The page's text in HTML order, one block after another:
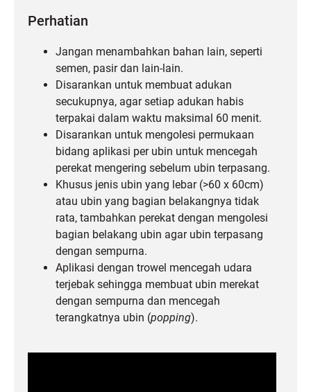
Perhatian
Jangan menambahkan bahan lain, seperti
semen, pasir dan lain-lain.
Disarankan untuk membuat adukan
secukupnya, agar setiap adukan habis
terpakai dalam waktu maksimal 60 menit.
Disarankan untuk mengolesi permukaan
bidang aplikasi per ubin untuk mencegah
perekat mengering sebelum ubin terpasang.
Khusus jenis ubin yang lebar (>60 x 60cm)
atau ubin yang bagian belakangnya tidak
rata, tambahkan perekat dengan mengolesi
bagian belakang ubin agar ubin terpasang
dengan sempurna.
Aplikasi dengan trowel mencegah udara
terjebak sehingga membuat ubin merekat
dengan sempurna dan mencegah
terangkatnya ubin (popping).